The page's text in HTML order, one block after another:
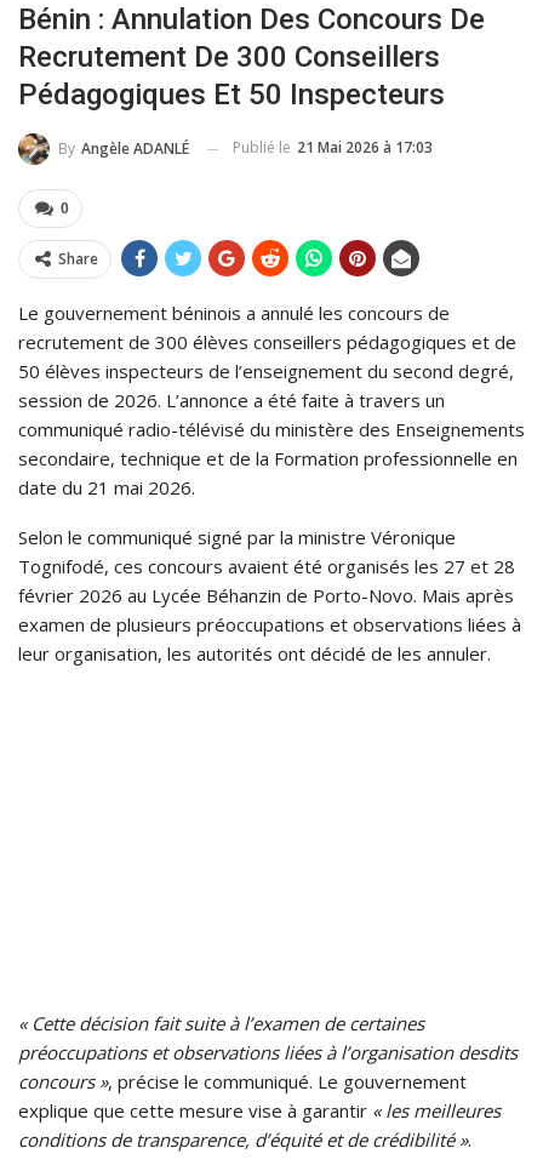
Bénin : Annulation Des Concours De
Recrutement De 300 Conseillers
Pédagogiques Et 50 Inspecteurs
By Angèle ADANLÉ Publié le 21 Mai 2026 à 17:03
0
Share
Le gouvernement béninois a annulé les concours de
recrutement de 300 élèves conseillers pédagogiques et de
50 élèves inspecteurs de l’enseignement du second degré,
session de 2026. L’annonce a été faite à travers un
communiqué radio-télévisé du ministère des Enseignements
secondaire, technique et de la Formation professionnelle en
date du 21 mai 2026.
Selon le communiqué signé par la ministre Véronique
Tognifodé, ces concours avaient été organisés les 27 et 28
février 2026 au Lycée Béhanzin de Porto-Novo. Mais après
examen de plusieurs préoccupations et observations liées à
leur organisation, les autorités ont décidé de les annuler.
« Cette décision fait suite à l’examen de certaines
préoccupations et observations liées à l’organisation desdits
concours », précise le communiqué. Le gouvernement
explique que cette mesure vise à garantir « les meilleures
conditions de transparence, d’équité et de crédibilité ».